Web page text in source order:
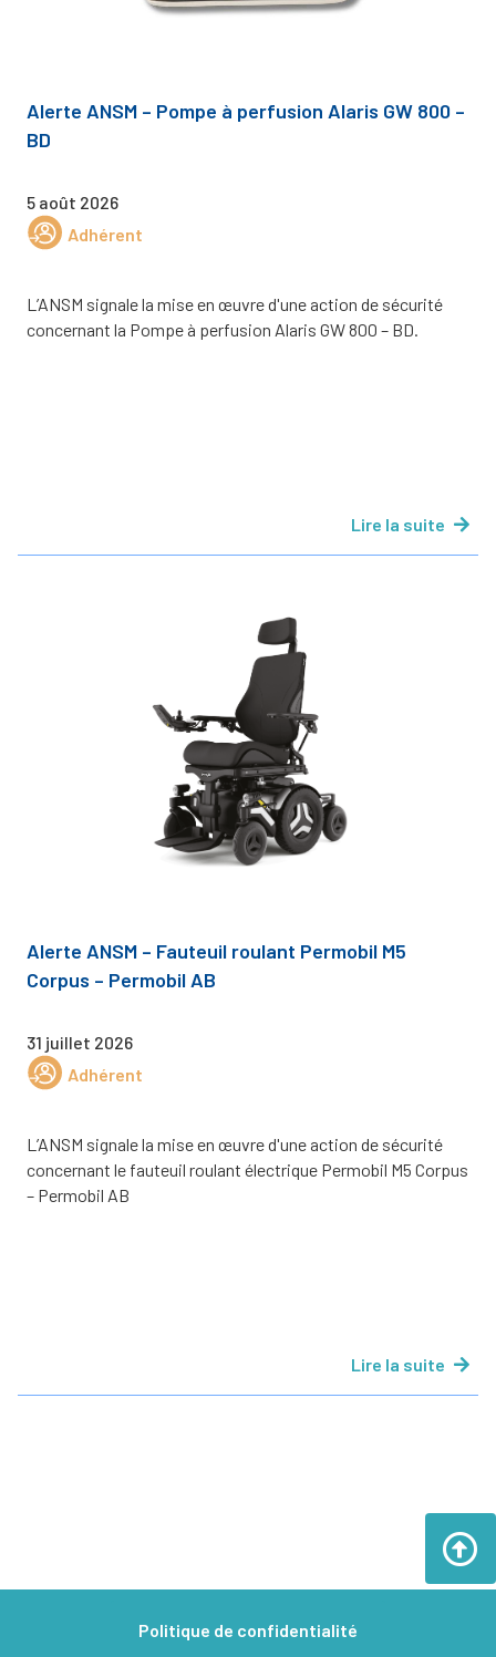
Alerte ANSM – Pompe à perfusion Alaris GW 800 –
BD
5 août 2026
Adhérent
L’ANSM signale la mise en œuvre d'une action de sécurité
concernant la Pompe à perfusion Alaris GW 800 – BD.
Lire la suite
Alerte ANSM – Fauteuil roulant Permobil M5
Corpus – Permobil AB
31 juillet 2026
Adhérent
L’ANSM signale la mise en œuvre d'une action de sécurité
concernant le fauteuil roulant électrique Permobil M5 Corpus
– Permobil AB
Lire la suite
Politique de confidentialité